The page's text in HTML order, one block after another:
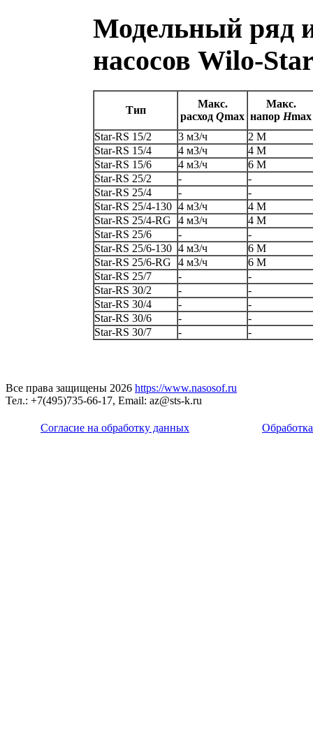
Модельный ряд
насосов Wilo-
Тип
Макс.
расход Qmax
Макс.
напор Hmax
Star-RS 15/2
3 м3/ч
2 M
Star-RS 15/4
4 м3/ч
4 M
Star-RS 15/6
4 м3/ч
6 M
Star-RS 25/2
-
-
Star-RS 25/4
-
-
Star-RS 25/4-130 4 м3/ч
4 M
Star-RS 25/4-RG
4 м3/ч
4 M
Star-RS 25/6
-
-
Star-RS 25/6-130 4 м3/ч
6 M
Star-RS 25/6-RG
4 м3/ч
6 M
Star-RS 25/7
-
-
Star-RS 30/2
-
-
Star-RS 30/4
-
-
Star-RS 30/6
-
-
Star-RS 30/7
- -
Все права защищены 2026 https://www.nasosof.ru
Тел.: +7(495)735-66-17, Email: az@sts-k.ru
Согласие на обработку данных